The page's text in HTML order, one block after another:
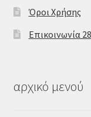
Όροι Χρήσης
Επικοινωνία
αρχικό μενού